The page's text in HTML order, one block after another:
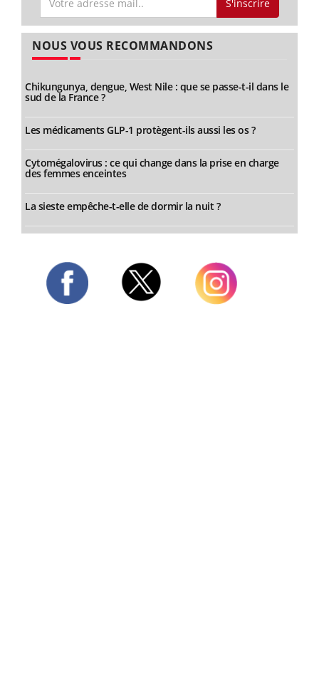
S'inscrire
NOUS VOUS RECOMMANDONS
Chikungunya, dengue, West Nile : que se passe-t-il dans le
sud de la France ?
Les médicaments GLP-1 protègent-ils aussi les os ?
Cytomégalovirus : ce qui change dans la prise en charge
des femmes enceintes
La sieste empêche-t-elle de dormir la nuit ?